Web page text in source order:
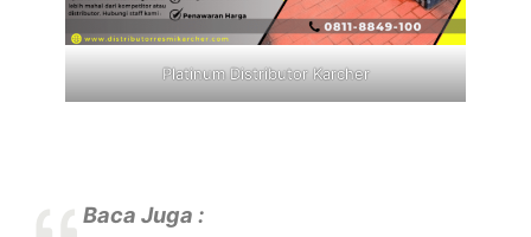
Platinum Distributor Karcher
Baca Juga :